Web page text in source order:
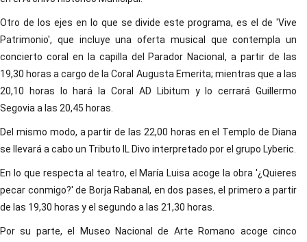
Otro de los ejes en lo que se divide este programa, es el de 'Vive
Patrimonio', que incluye una oferta musical que contempla un
concierto coral en la capilla del Parador Nacional, a partir de las
19,30 horas a cargo de la Coral Augusta Emerita; mientras que a las
20,10 horas lo hará la Coral AD Libitum y lo cerrará Guillermo
Segovia a las 20,45 horas.
Del mismo modo, a partir de las 22,00 horas en el Templo de Diana
se llevará a cabo un Tributo IL Divo interpretado por el grupo Lyberic.
En lo que respecta al teatro, el María Luisa acoge la obra '¿Quieres
pecar conmigo?' de Borja Rabanal, en dos pases, el primero a partir
de las 19,30 horas y el segundo a las 21,30 horas.
Por su parte, el Museo Nacional de Arte Romano acoge cinco